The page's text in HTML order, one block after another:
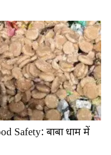
Safety: बाबा धाम में